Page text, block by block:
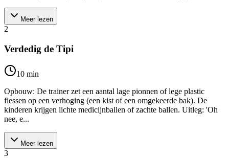
Meer lezen
2
Verdedig de Tipi
10 min
Opbouw: De trainer zet een aantal lage pionnen of lege plastic
flessen op een verhoging (een kist of een omgekeerde bak). De
kinderen krijgen lichte medicijnballen of zachte ballen. Uitleg: 'Oh
nee, e...
Meer lezen
3